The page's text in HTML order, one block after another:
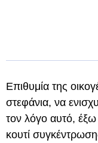
Επιθυμία της
στεφάνια, να
τον λόγο αυτό,
κουτί